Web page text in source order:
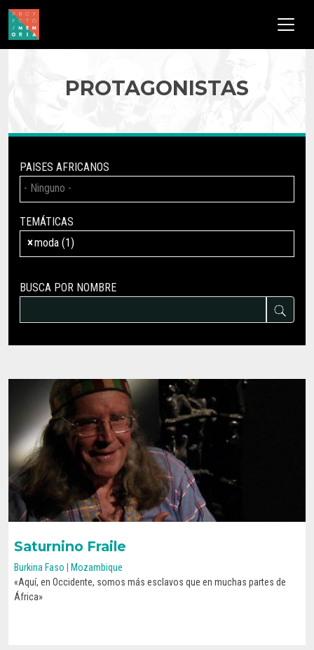
Pasar al contenido principal
PROTAGONISTAS
PAISES AFRICANOS
TEMÁTICAS
×moda (1)
BUSCA POR NOMBRE
Saturnino Fraile
Burkina Faso | Mozambique
«Aquí, en Occidente, somos más esclavos que en muchas partes de
África»
CONOCE SU HISTORIA